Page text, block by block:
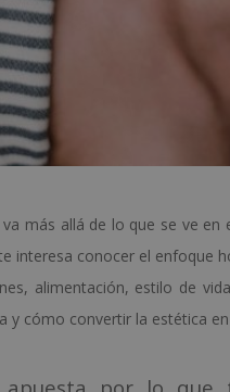
va más allá de lo que se ve
interesa conocer el enfoque
alimentación, estilo de
y cómo convertir la estética